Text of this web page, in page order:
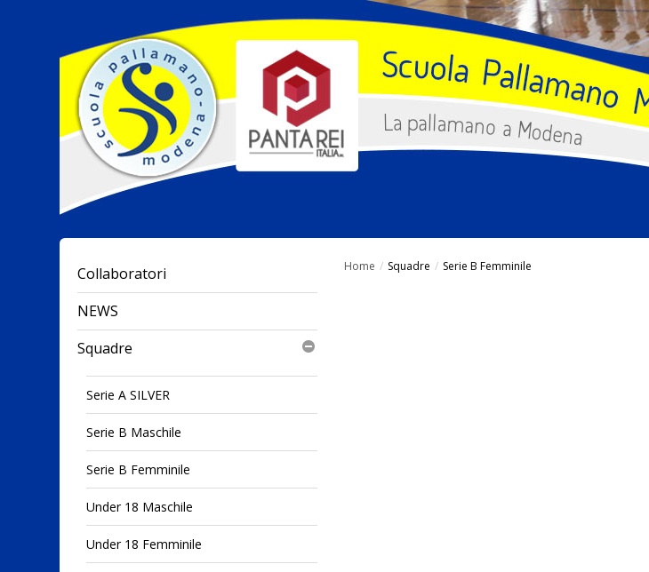
Collaboratori
NEWS
Squadre
Serie A SILVER
Serie B Maschile
Serie B Femminile
Under 18 Maschile
Under 18 Femminile
Home / Squadre / Serie B Femminile